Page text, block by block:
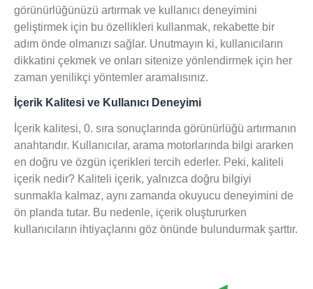
görünürlüğünüzü artırmak ve kullanıcı deneyimini
geliştirmek için bu özellikleri kullanmak, rekabette bir
adım önde olmanızı sağlar. Unutmayın ki, kullanıcıların
dikkatini çekmek ve onları sitenize yönlendirmek için her
zaman yenilikçi yöntemler aramalısınız.
İçerik Kalitesi ve Kullanıcı Deneyimi
İçerik kalitesi, 0. sıra sonuçlarında görünürlüğü artırmanın
anahtarıdır. Kullanıcılar, arama motorlarında bilgi ararken
en doğru ve özgün içerikleri tercih ederler. Peki, kaliteli
içerik nedir? Kaliteli içerik, yalnızca doğru bilgiyi
sunmakla kalmaz, aynı zamanda okuyucu deneyimini de
ön planda tutar. Bu nedenle, içerik oluştururken
kullanıcıların ihtiyaçlarını göz önünde bulundurmak şarttır.